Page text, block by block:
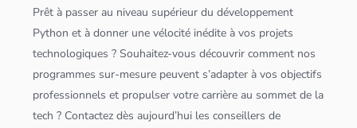
Prêt à passer au niveau supérieur du développement
Python et à donner une vélocité inédite à vos projets
technologiques ? Souhaitez-vous découvrir comment nos
programmes sur-mesure peuvent s’adapter à vos objectifs
professionnels et propulser votre carrière au sommet de la
tech ? Contactez dès aujourd’hui les conseillers de